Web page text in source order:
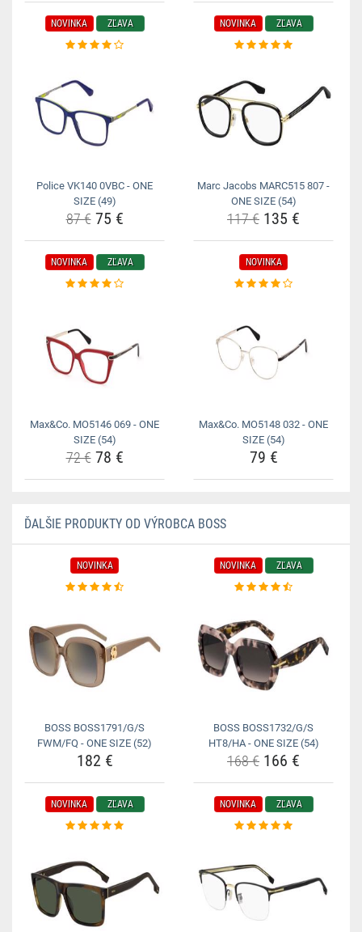
NOVINKA ZĽAVA
Police VK140 0VBC - ONE
SIZE (49)
87 €75 €
NOVINKA ZĽAVA
Marc Jacobs MARC515 807 -
ONE SIZE (54)
117 € 135 €
NOVINKA ZĽAVA
Max&Co. MO5146 069 - ONE
SIZE (54)
72 €78 €
NOVINKA
Max&Co. MO5148 032 - ONE
SIZE (54)
79 €
ĎALŠIE PRODUKTY OD VÝROBCA BOSS
NOVINKA
BOSS BOSS1791/G/S
FWM/FQ - ONE SIZE (52)
182 €
NOVINKA ZĽAVA
BOSS BOSS1732/G/S
HT8/HA - ONE SIZE (54)
168 € 166 €
NOVINKA ZĽAVA NOVINKA ZĽAVA